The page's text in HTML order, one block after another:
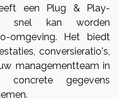
een Plug & Play-
snel kan worden
omgeving. Het biedt
conversieratio's,
managementteam in
gegevens